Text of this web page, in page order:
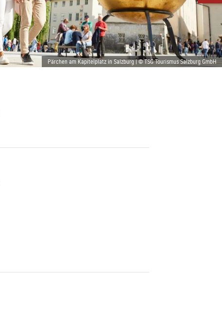
Pärchen am Kapitelplatz in Salzburg | © TSG Tourismus Salzburg GmbH